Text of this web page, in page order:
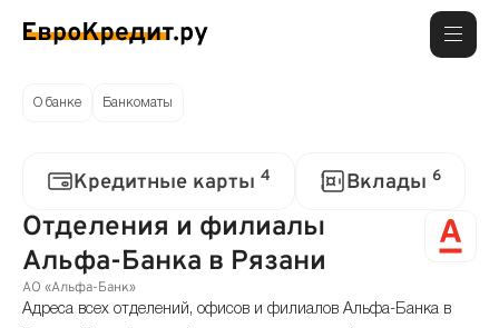
О банке Банкоматы
Кредитные карты 4 Вклады 6
Отделения и филиалы
Альфа-Банка в Рязани
АО «Альфа-Банк»
Адреса всех отделений, офисов и филиалов Альфа-Банка в